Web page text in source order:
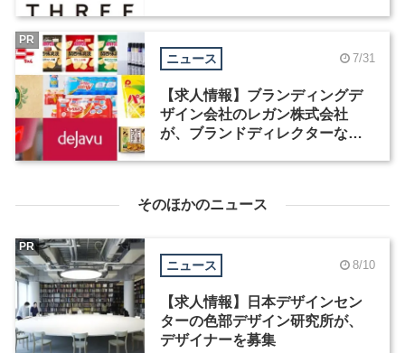
ニュース 7/31
【求人情報】ブランディングデ
ザイン会社のレガン株式会社
が、ブランドディレクターなど3
PR
そのほかのニュース
ニュース 8/10
【求人情報】日本デザインセン
ターの色部デザイン研究所が、
デザイナーを募集
PR